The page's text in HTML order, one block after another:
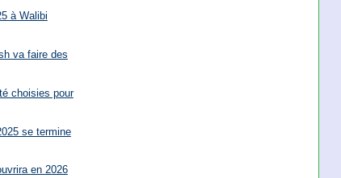
à Walibi
va faire des
choisies pour
se termine
en 2026